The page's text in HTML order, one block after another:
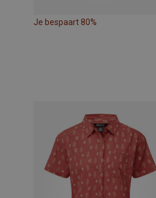
Je bespaart 80%